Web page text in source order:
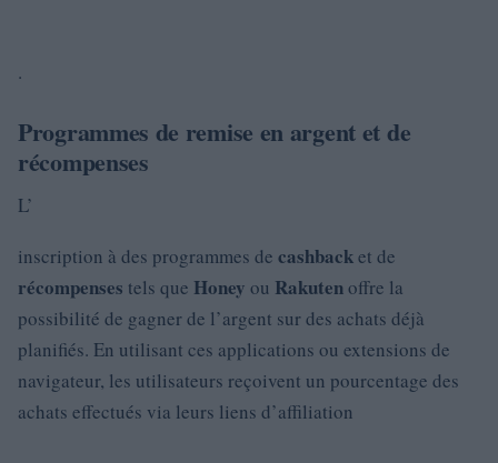
.
Programmes de remise en argent et de
récompenses
L’
inscription à des programmes de cashbacket de
récompenses tels que Honey ou Rakutenoffre la
possibilité de gagner de l’argent sur des achats déjà
planifiés. En utilisant ces applications ou extensions de
navigateur, les utilisateurs reçoivent un pourcentage des
achats effectués via leurs liens d’affiliation